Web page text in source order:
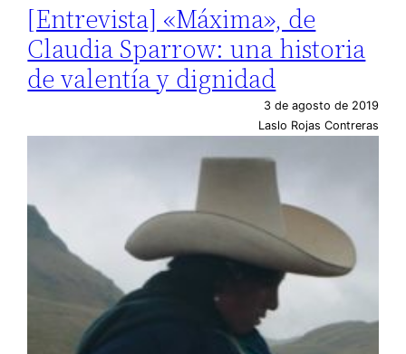
[Entrevista] «Máxima», de
Claudia Sparrow: una historia
de valentía y dignidad
3 de agosto de 2019
Laslo Rojas Contreras